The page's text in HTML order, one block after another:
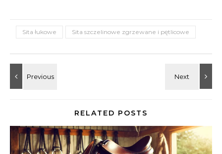
Sita łukowe Sita szczelinowe zgrzewane i pętlicowe
RELATED POSTS